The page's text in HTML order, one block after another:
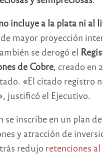
incluye a la plata ni al
mayor proyección
se derogó el
de Cobre, creado en
«El citado registro
justificó el Ejecutivo.
se inscribe en un plan
y atracción de
redujo retenciones al